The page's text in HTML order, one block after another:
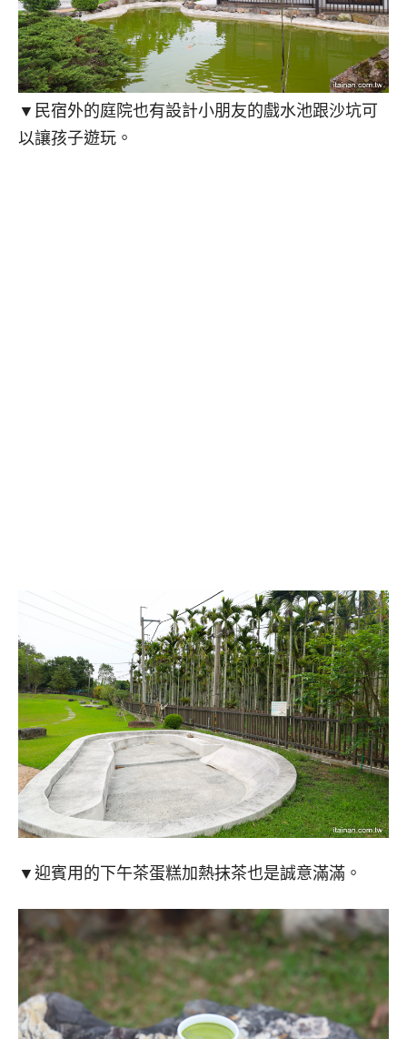
▼民宿外的庭院也有設計小朋友的戲水池跟沙坑可
以讓孩子遊玩。
▼迎賓用的下午茶蛋糕加熱抹茶也是誠意滿滿。